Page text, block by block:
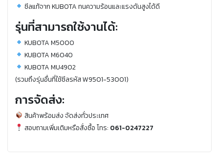
ซีลแท้จาก KUBOTA ทนความร้อนและแรงดันสูงได้ดี
รุ่นที่สามารถใช้งานได้:
KUBOTA M5000
KUBOTA M6040
KUBOTA MU4902
(รวมถึงรุ่นอื่นที่ใช้ซีลรหัส W9501-53001)
การจัดส่ง:
สินค้าพร้อมส่ง จัดส่งทั่วประเทศ
สอบถามเพิ่มเติมหรือสั่งซื้อ โทร: 061-0247227